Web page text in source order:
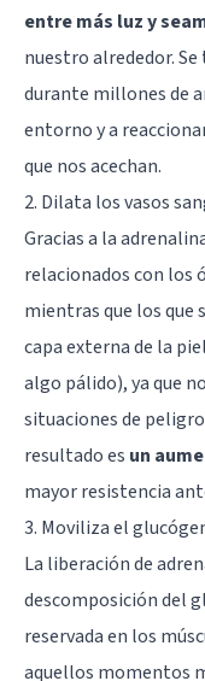
entre más luz y
nuestro alrededor.
durante millones de
entorno y a
que nos acechan.
2. Dilata los vasos
Gracias a la
relacionados con los
mientras que los que
capa externa de la
algo pálido), ya que
situaciones de
resultado es un
mayor resistencia
3. Moviliza el
La liberación de
descomposición del
reservada en los
aquellos momentos